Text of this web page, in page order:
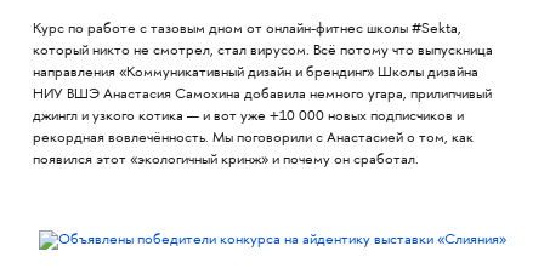
Курс по работе с тазовым дном от онлайн-фитнес школы #Sekta,
который никто не смотрел, стал вирусом. Всё потому что выпускница
направления «Коммуникативный дизайн и брендинг» Школы дизайна
НИУ ВШЭ Анастасия Самохина добавила немного угара, прилипчивый
джингл и узкого котика — и вот уже +10 000 новых подписчиков и
рекордная вовлечённость. Мы поговорили с Анастасией о том, как
появился этот «экологичный кринж» и почему он сработал.